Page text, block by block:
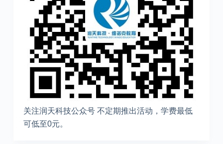
关注润天科技公众号 不定期推出活动，学费最低
可低至0元。